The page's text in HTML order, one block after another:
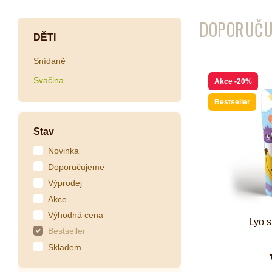
Ostatní nápoje
Porcované
DĚTI
Snídaně
Svačina
Stav
Novinka
Doporučujeme
Výprodej
Akce
Výhodná cena
Bestseller
Skladem
Akce -20%
Bestseller
Lyo